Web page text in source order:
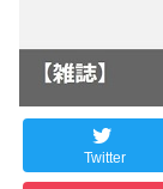
Twitter